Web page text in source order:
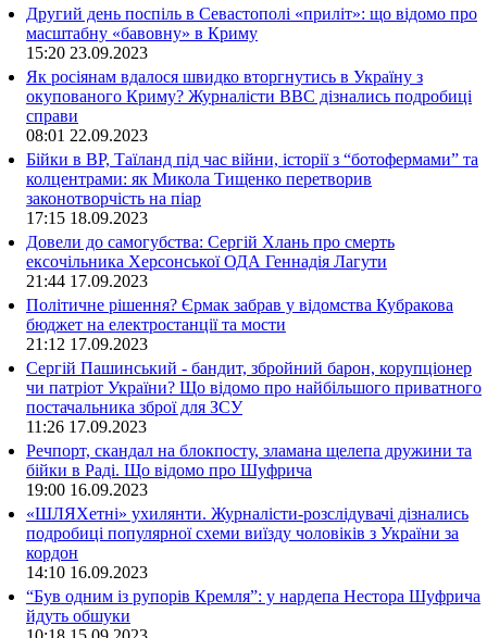
Другий день поспіль в Севастополі «приліт»: що відомо про
масштабну «бавовну» в Криму
15:20 23.09.2023
Як росіянам вдалося швидко вторгнутись в Україну з
окупованого Криму? Журналісти ВВС дізнались подробиці
справи
08:01 22.09.2023
Бійки в ВР, Таїланд під час війни, історії з “ботофермами” та
колцентрами: як Микола Тищенко перетворив
законотворчість на піар
17:15 18.09.2023
Довели до самогубства: Сергій Хлань про смерть
ексочільника Херсонської ОДА Геннадія Лагути
21:44 17.09.2023
Політичне рішення? Єрмак забрав у відомства Кубракова
бюджет на електростанції та мости
21:12 17.09.2023
Сергій Пашинський - бандит, збройний барон, корупціонер
чи патріот України? Що відомо про найбільшого приватного
постачальника зброї для ЗСУ
11:26 17.09.2023
Речпорт, скандал на блокпосту, зламана щелепа дружини та
бійки в Раді. Що відомо про Шуфрича
19:00 16.09.2023
«ШЛЯХетні» ухилянти. Журналісти-розслідувачі дізнались
подробиці популярної схеми виїзду чоловіків з України за
кордон
14:10 16.09.2023
“Був одним із рупорів Кремля”: у нардепа Нестора Шуфрича
йдуть обшуки